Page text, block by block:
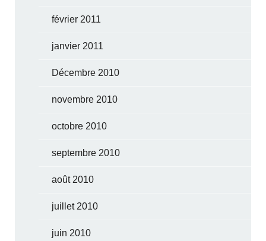
février 2011
janvier 2011
Décembre 2010
novembre 2010
octobre 2010
septembre 2010
août 2010
juillet 2010
juin 2010